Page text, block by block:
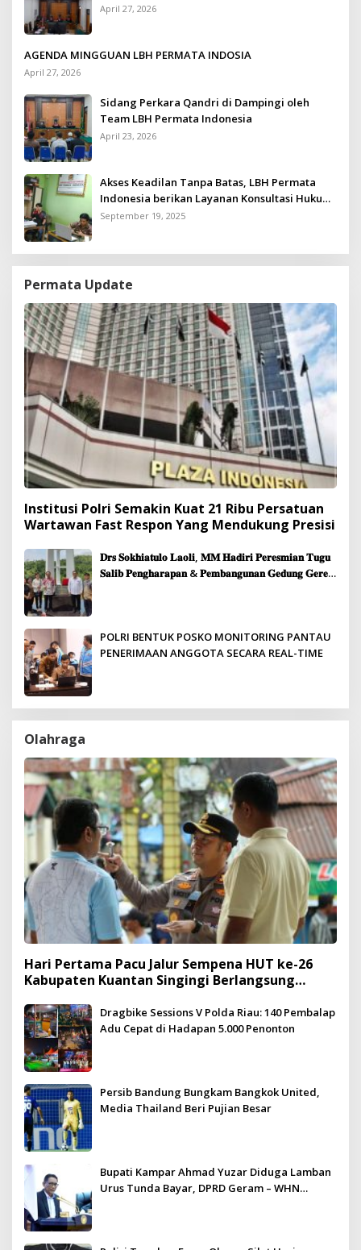
April 27, 2026
AGENDA MINGGUAN LBH PERMATA INDOSIA
April 27, 2026
Sidang Perkara Qandri di Dampingi oleh
Team LBH Permata Indonesia
April 23, 2026
Akses Keadilan Tanpa Batas, LBH Permata
Indonesia berikan Layanan Konsultasi Hukum
Gratis untuk Kurang Mampu
September 19, 2025
Permata Update
Institusi Polri Semakin Kuat 21 Ribu Persatuan
Wartawan Fast Respon Yang Mendukung Presisi
𝐃𝐫𝐬 𝐒𝐨𝐤𝐡𝐢𝐚𝐭𝐮𝐥𝐨 𝐋𝐚𝐨𝐥𝐢, 𝐌𝐌 𝐇𝐚𝐝𝐢𝐫𝐢 𝐏𝐞𝐫𝐞𝐬𝐦𝐢𝐚𝐧 𝐓𝐮𝐠𝐮
𝐒𝐚𝐥𝐢𝐛 𝐏𝐞𝐧𝐠𝐡𝐚𝐫𝐚𝐩𝐚𝐧 & 𝐏𝐞𝐦𝐛𝐚𝐧𝐠𝐮𝐧𝐚𝐧 𝐆𝐞𝐝𝐮𝐧𝐠 𝐆𝐞𝐫𝐞𝐣𝐚
POLRI BENTUK POSKO MONITORING PANTAU
PENERIMAAN ANGGOTA SECARA REAL-TIME
Olahraga
Hari Pertama Pacu Jalur Sempena HUT ke-26
Kabupaten Kuantan Singingi Berlangsung
Dragbike Sessions V Polda Riau: 140 Pembalap
Adu Cepat di Hadapan 5.000 Penonton
Persib Bandung Bungkam Bangkok United,
Media Thailand Beri Pujian Besar
Bupati Kampar Ahmad Yuzar Diduga Lamban
Urus Tunda Bayar, DPRD Geram – WHN